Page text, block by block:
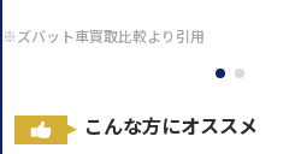
※ズバット車買取比較より引用
こんな方にオススメ